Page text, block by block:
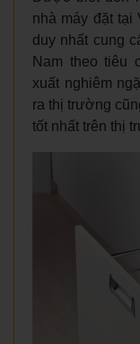
nhà máy đặt tại
duy nhất cung
Nam theo tiêu
xuất nghiêm
ra thị trường
tốt nhất trên thị